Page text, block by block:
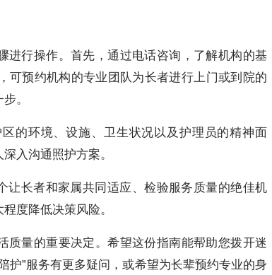
进行操作。首先，通过电话咨询，了解机构的基
可预约机构的专业团队为长者进行上门或到院的
。
的环境、设施、卫生状况以及护理员的精神面
入沟通照护方案。
让长者和家属共同适应、检验服务质量的绝佳机
度降低决策风险。
质量的重要决定。希望这份指南能帮助您拨开迷
护”服务有更多疑问，或希望为长辈预约专业的身